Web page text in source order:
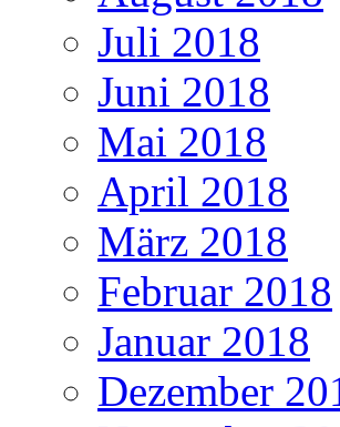
Juli 2018
Juni 2018
Mai 2018
April 2018
März 2018
Februar 2018
Januar 2018
Dezember